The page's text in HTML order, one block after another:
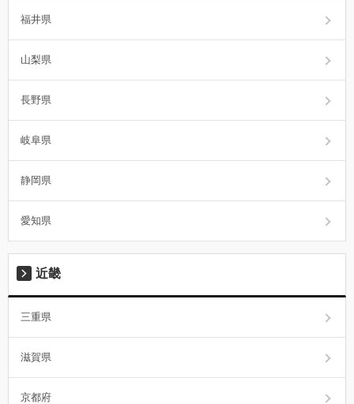
福井県
山梨県
長野県
岐阜県
静岡県
愛知県
近畿
三重県
滋賀県
京都府